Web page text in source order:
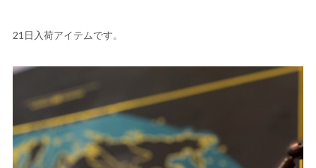
21日入荷アイテムです。